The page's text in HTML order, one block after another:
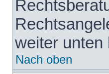
weiter unten
Nach oben